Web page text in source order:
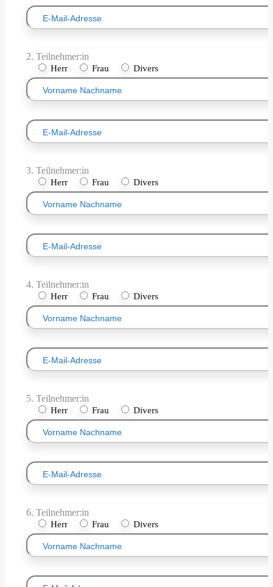
2. Teilnehmer:in
Herr Frau Divers
3. Teilnehmer:in
Herr Frau Divers
4. Teilnehmer:in
Herr Frau Divers
5. Teilnehmer:in
Herr Frau Divers
6. Teilnehmer:in
Herr Frau Divers